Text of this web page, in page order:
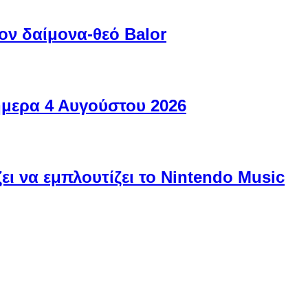
δαίμονα-θεό Balor
4 Αυγούστου 2026
να εμπλουτίζει το Nintendo Music